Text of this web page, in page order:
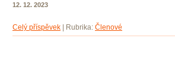
12. 12. 2023
Celý příspěvek Rubrika: Členové